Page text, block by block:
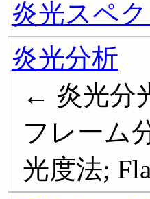
炎光スペ
炎光分析
← 炎光分
フレーム
光度法;